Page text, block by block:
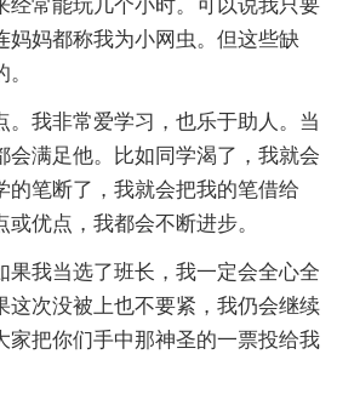
经常能玩几个小时。可以说我只要
妈妈都称我为小网虫。但这些缺
。我非常爱学习，也乐于助人。当
会满足他。比如同学渴了，我就会
的笔断了，我就会把我的笔借给
优点，我都会不断进步。
果我当选了班长，我一定会全心全
这次没被上也不要紧，我仍会继续
家把你们手中那神圣的一票投给我